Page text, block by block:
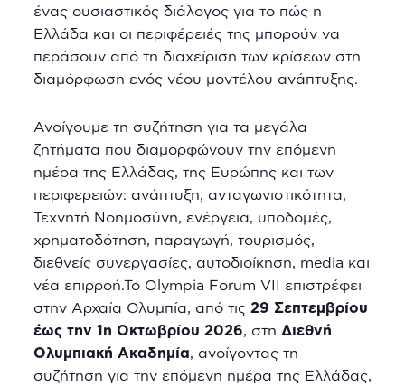
ένας ουσιαστικός διάλογος για το πώς η
Ελλάδα και οι περιφέρειές της μπορούν να
περάσουν από τη διαχείριση των κρίσεων στη
διαμόρφωση ενός νέου μοντέλου ανάπτυξης.
Ανοίγουμε τη συζήτηση για τα μεγάλα
ζητήματα που διαμορφώνουν την επόμενη
ημέρα της Ελλάδας, της Ευρώπης και των
περιφερειών: ανάπτυξη, ανταγωνιστικότητα,
Τεχνητή Νοημοσύνη, ενέργεια, υποδομές,
χρηματοδότηση, παραγωγή, τουρισμός,
διεθνείς συνεργασίες, αυτοδιοίκηση, media και
νέα επιρροή.Το Olympia Forum VII επιστρέφει
στην Αρχαία Ολυμπία, από τις 29 Σεπτεμβρίου
έως την 1η Οκτωβρίου 2026 , στη Διεθνή
Ολυμπιακή Ακαδημία , ανοίγοντας τη
συζήτηση για την επόμενη ημέρα της Ελλάδας,